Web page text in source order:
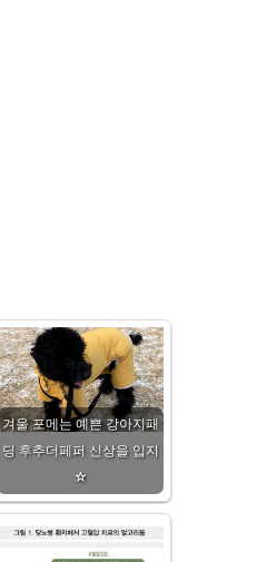
겨울 포메는 예쁜 강아지패
딩 후추더페퍼 신상을 입지
☆